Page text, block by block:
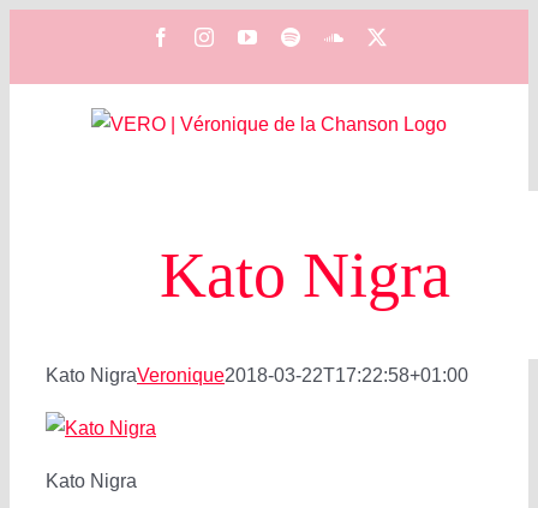
FacebookInstagramYouTube
SpotifySoundCloud
Kato Nigra
Kato NigraVeronique2018-03-22T17:22:58+01:00
Kato Nigra